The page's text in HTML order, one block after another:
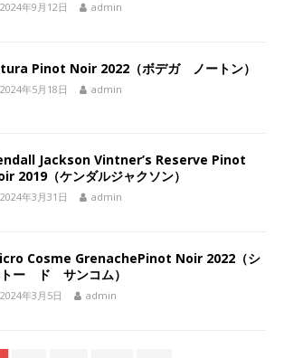
2024年9月12日 admin
Pinot Noir 2022（ボデガ ノートン）
2024年5月18日 admin
Jackson Vintner’s Reserve Pinot
2019（ケンダルジャクソン）
2024年3月31日 admin
Cosme GrenachePinot Noir 2022（シ
ー ド サンコム）
2024年3月5日 admin